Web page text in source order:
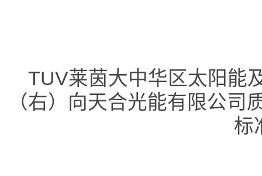
TUV莱茵大中华区太阳能
（右）向天合光能有限公司
标